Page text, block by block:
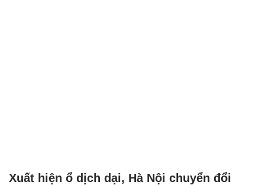
Xuất hiện ổ dịch dại, Hà Nội chuyển đổi